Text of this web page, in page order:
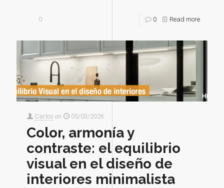
0 0 Read more
Carlos on 05/03/2026
Color, armonía y
contraste: el equilibrio
visual en el diseño de
interiores minimalista